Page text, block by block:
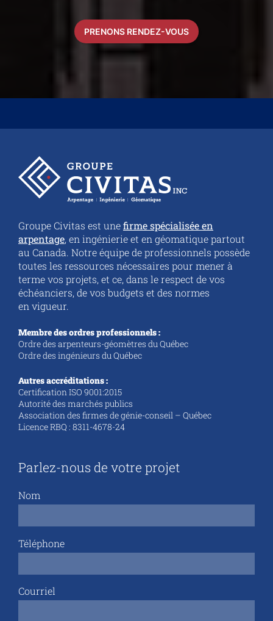
PRENONS RENDEZ-VOUS
À
propos
nous
Groupe Civitas est unefirme spécialisée en
arpentage, en ingénierie et en géomatique partout
au Canada. Notre équipe de professionnels possède
toutes les ressources nécessaires pour mener à
terme vos projets, et ce, dans le respect de vos
échéanciers, de vos budgets et des normes
en vigueur.
Membre des ordres professionnels :
Ordre des arpenteurs-géomètres du Québec
Ordre des ingénieurs du Québec
Autres accréditations :
Certification ISO 9001:2015
Autorité des marchés publics
Association des firmes de génie-conseil – Québec
Licence RBQ : 8311-4678-24
Parlez-nous de votre projet
Nom
Téléphone
Courriel